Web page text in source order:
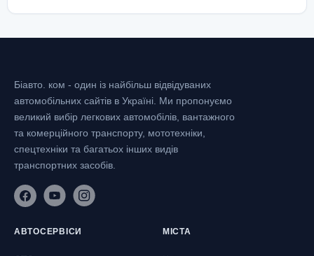
Біавто. ком - один із найбільш відвідуваних
автомобільних сайтів в Україні. Ми пропонуємо
великий вибір легкових автомобілів, вантажного
та комерційного транспорту, мототехніки,
спецтехніки та багатьох інших видів
транспортних засобів.
АВТОСЕРВІСИ МІСТА